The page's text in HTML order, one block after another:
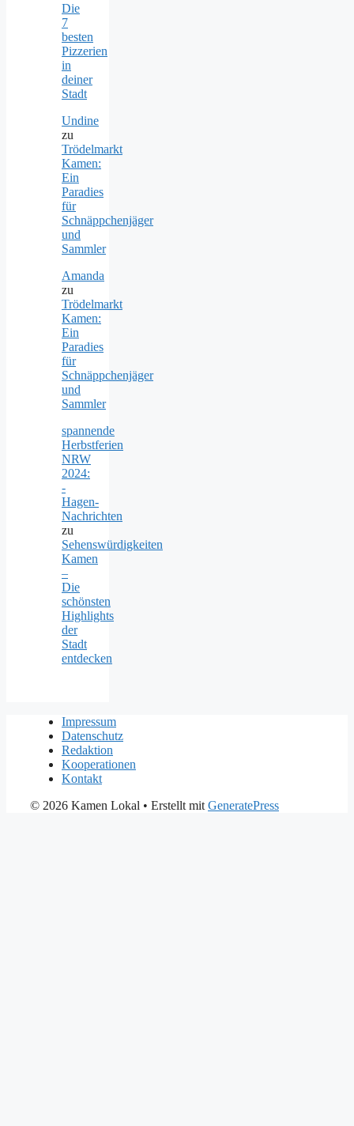
Die
7
besten
Pizzerien
in
deiner
Stadt
Undine
zu
Trödelmarkt
Kamen:
Ein
Paradies
für
Schnäppchenjäger
und
Sammler
Amanda
zu
Trödelmarkt
Kamen:
Ein
Paradies
für
Schnäppchenjäger
und
Sammler
spannende
Herbstferien
NRW
2024:
-
Hagen-
Nachrichten
zu
Sehenswürdigkeiten
Kamen
–
Die
schönsten
Highlights
der
Stadt
entdecken
Impressum
Datenschutz
Redaktion
Kooperationen
Kontakt
© 2026 Kamen Lokal • Erstellt mit GeneratePress